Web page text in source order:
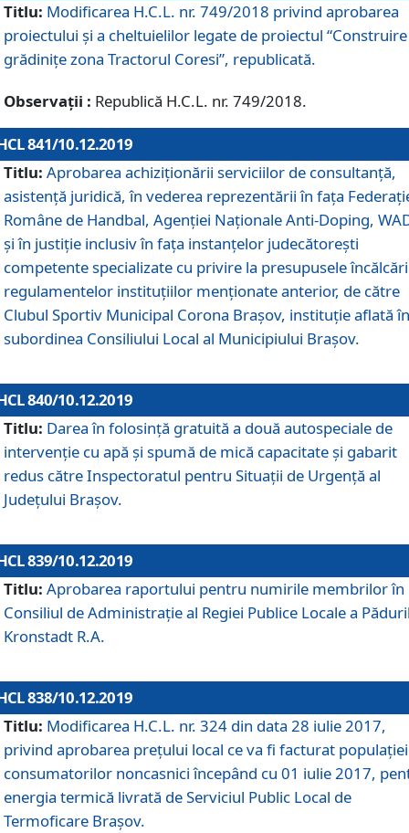
Titlu: Modificarea H.C.L. nr. 749/2018 privind aprobarea
proiectului și a cheltuielilor legate de proiectul “Construire
grădinițe zona Tractorul Coresi”, republicată.
Observații : Republică H.C.L. nr. 749/2018.
841/10.12.2019
Titlu: Aprobarea achiziționării serviciilor de consultanță,
asistență juridică, în vederea reprezentării în fața
Române de Handbal, Agenției Naționale Anti-Doping,
și în justiție inclusiv în fața instanțelor judecătorești
competente specializate cu privire la presupusele
regulamentelor instituțiilor menționate anterior, de către
Clubul Sportiv Municipal Corona Braşov, instituție aflată în
subordinea Consiliului Local al Municipiului Brașov.
840/10.12.2019
Titlu: Darea în folosință gratuită a două autospeciale de
intervenție cu apă și spumă de mică capacitate și gabarit
redus către Inspectoratul pentru Situaţii de Urgenţă al
Judeţului Brașov.
839/10.12.2019
Titlu: Aprobarea raportului pentru numirile membrilor în
Consiliul de Administraţie al Regiei Publice Locale a
Kronstadt R.A.
838/10.12.2019
Titlu: Modificarea H.C.L. nr. 324 din data 28 iulie 2017,
privind aprobarea preţului local ce va fi facturat
consumatorilor noncasnici începând cu 01 iulie 2017,
energia termică livrată de Serviciul Public Local de
Termoficare Braşov.